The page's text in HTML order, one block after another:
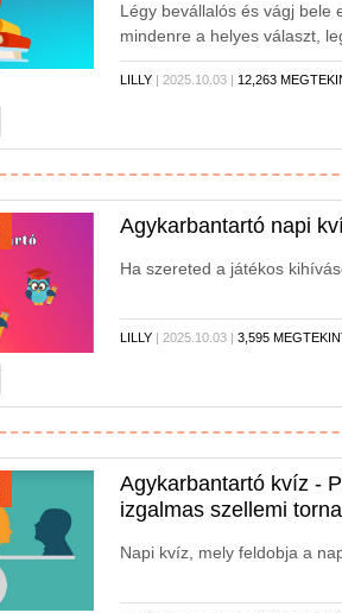
Légy bevállalós és vágj bele
mindenre a helyes választ,
LILLY | 2025.10.03 | 12,263
Agykarbantartó napi
Ha szereted a játékos
LILLY | 2025.10.03 |3,595
Agykarbantartó kvíz -
izgalmas szellemi torna
Napi kvíz, mely feldobja a